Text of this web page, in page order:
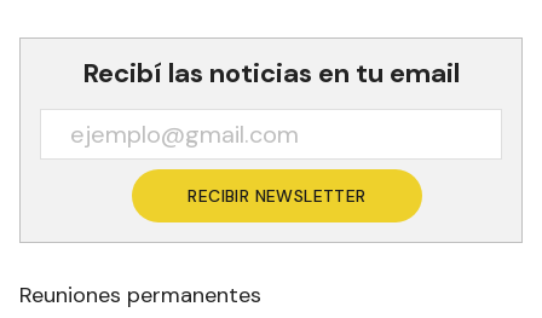
Recibí las noticias en tu email
RECIBIR NEWSLETTER
Reuniones permanentes